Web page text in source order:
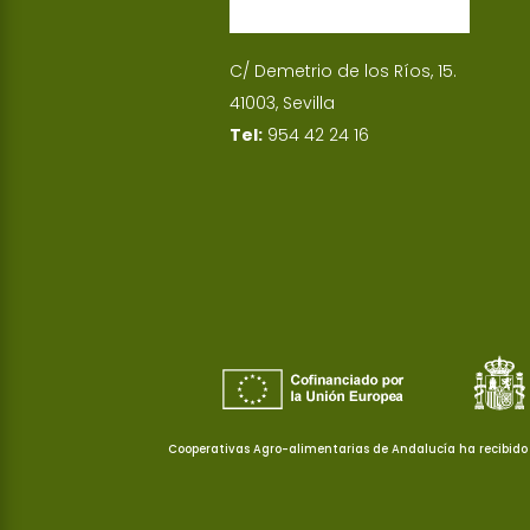
C/ Demetrio de los Ríos, 15.
41003, Sevilla
Tel: 954 42 24 16
Cooperativas Agro-alimentarias de Andalucía ha recibido